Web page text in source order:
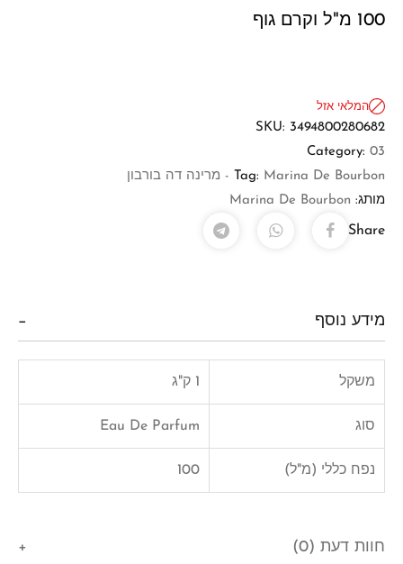
100 מ"ל וקרם גוף
המלאי אזל
SKU: 3494800280682
Category: 03
Tag: Marina De Bourbon - מרינה דה בורבון
מותג: Marina De Bourbon
Share
מידע נוסף
משקל 1 ק"ג
סוג Eau De Parfum
נפח כללי (מ"ל) 100
חוות דעת (0)